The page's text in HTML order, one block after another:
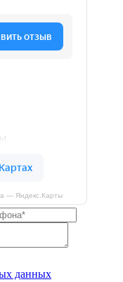
— Яндекс.Карты
данных